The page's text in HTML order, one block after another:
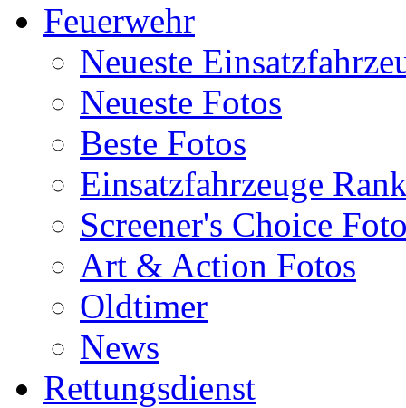
Feuerwehr
Neueste
Neueste Fotos
Beste Fotos
Einsatzfahrzeuge
Screener's Choice
Art & Action Fotos
Oldtimer
News
Rettungsdienst